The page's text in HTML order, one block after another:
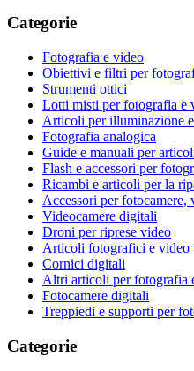
Categorie
Fotografia e video
Obiettivi e filtri per
Strumenti ottici
Lotti misti per fotografia e
Articoli per illuminazione
Fotografia analogica
Guide e manuali per
Flash e accessori per
Ricambi e articoli per la
Accessori per fotocamere,
Videocamere digitali
Droni per riprese video
Articoli fotografici e video
Cornici digitali
Altri articoli per fotografia
Fotocamere digitali
Treppiedi e supporti per
Categorie